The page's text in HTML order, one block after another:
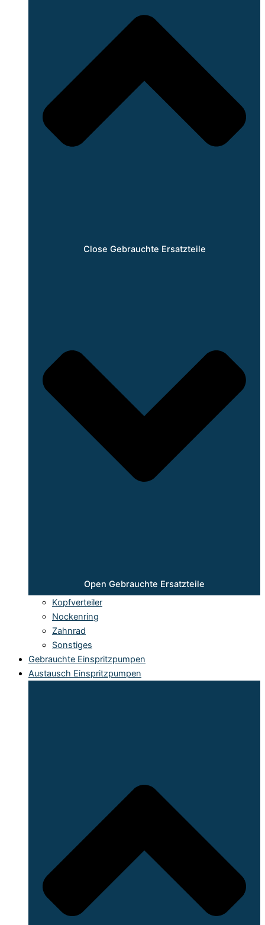
Close Gebrauchte Ersatzteile
Open Gebrauchte Ersatzteile
Kopfverteiler
Nockenring
Zahnrad
Sonstiges
Gebrauchte Einspritzpumpen
Austausch Einspritzpumpen